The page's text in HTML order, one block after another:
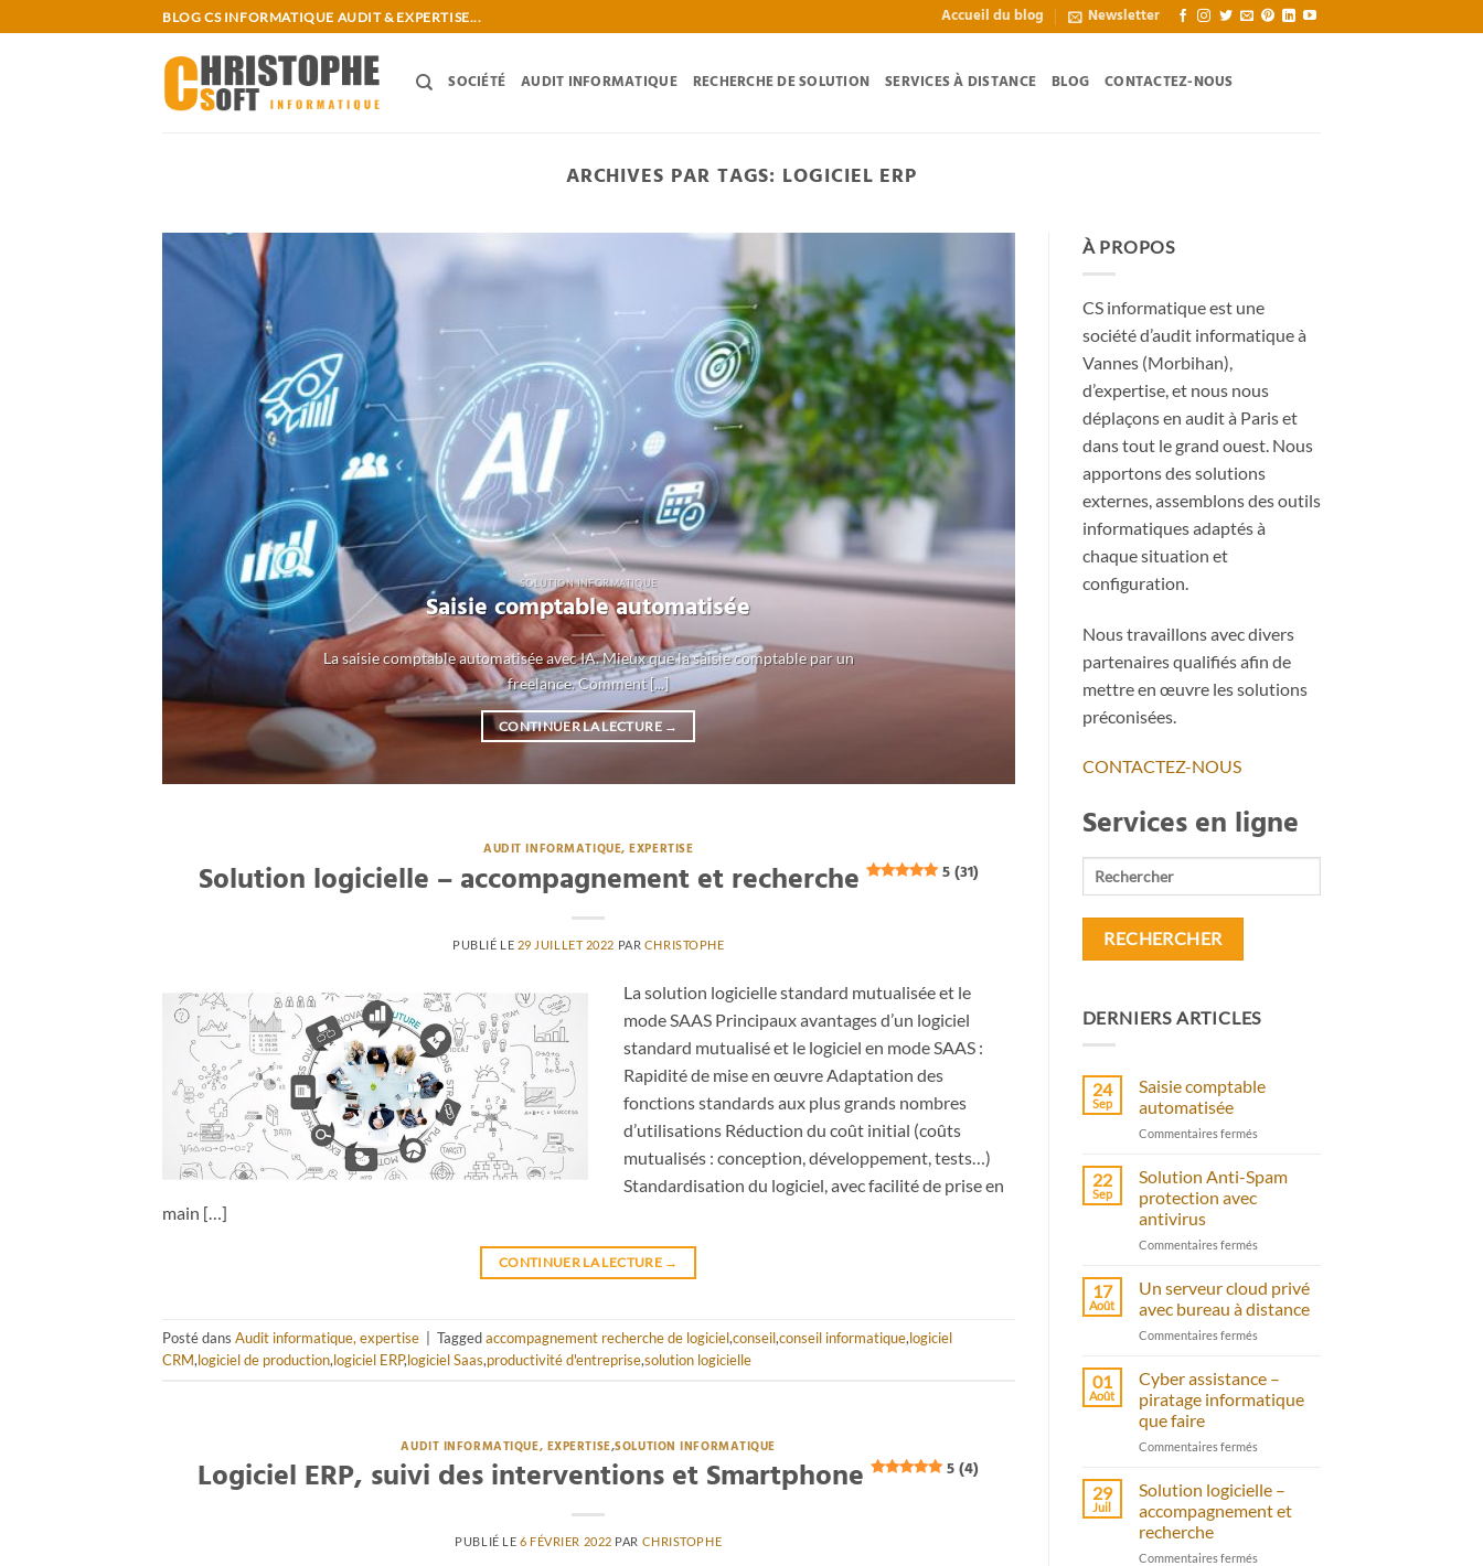
au
BLOG CS INFORMATIQUE AUDIT & EXPERTISE... Accueil du blog Newsletter
SOCIÉTÉ AUDIT INFORMATIQUE RECHERCHE DE SOLUTION SERVICES À DISTANCE BLOG CONTACTEZ-NOUS
ARCHIVES PAR TAGS: LOGICIEL ERP
SOLUTION INFORMATIQUE
Saisie comptable automatisée
La saisie comptable automatisée avec IA. Mieux que la saisie comptable par un
freelance. Comment [...]
CONTINUER LA LECTURE →
La solution anti-spam Mailinblack vous protège
AUDIT INFORMATIQUE, EXPERTISE
Solution logicielle – accompagnement et recherche 5 (31)
PUBLIÉ LE 29 JUILLET 2022 PAR CHRISTOPHE
La solution logicielle standard mutualisée et le
mode SAAS Principaux avantages d’un logiciel
standard mutualisé et le logiciel en mode SAAS :
Rapidité de mise en œuvre Adaptation des
fonctions standards aux plus grands nombres
d’utilisations Réduction du coût initial (coûts
mutualisés : conception, développement, tests…)
Standardisation du logiciel, avec facilité de prise en
main […]
CONTINUER LA LECTURE →
Posté dans Audit informatique, expertise Taggedaccompagnement recherche de logiciel,conseil,conseil informatique,logiciel
CRM,logiciel de production,logiciel ERP,logiciel Saas,productivité d'entreprise,solution logicielle
AUDIT INFORMATIQUE, EXPERTISE,SOLUTION INFORMATIQUE
Logiciel ERP, suivi des interventions et Smartphone 5 (4)
PUBLIÉ LE 6 FÉVRIER 2022 PAR CHRISTOPHE
À PROPOS
CS informatique est une
société d’audit informatique à
Vannes (Morbihan),
d’expertise, et nous nous
déplaçons en audit à Paris et
dans tout le grand ouest. Nous
apportons des solutions
externes, assemblons des outils
informatiques adaptés à
chaque situation et
configuration.
Nous travaillons avec divers
partenaires qualifiés afin de
mettre en œuvre les solutions
préconisées.
CONTACTEZ-NOUS
Services en ligne
Rechercher
DERNIERS ARTICLES
24
Sep
Saisie comptable
automatisée
Commentaires ferméssur
automatisée
22
Sep
Solution Anti-Spam
protection avec
antivirus
Commentaires ferméssur
Anti-
Spam
protection
avec
17
Août
Un serveur cloud privé
avec bureau à distance
Commentaires ferméssur
cloud
privé
bureau
distance
01
Août
Cyber assistance –
piratage informatique
que faire
Commentaires ferméssur
assistance
–
piratage
que
29
Juil
Solution logicielle –
accompagnement et
recherche
Commentaires ferméssur